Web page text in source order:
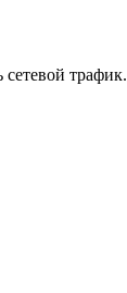
трафик.